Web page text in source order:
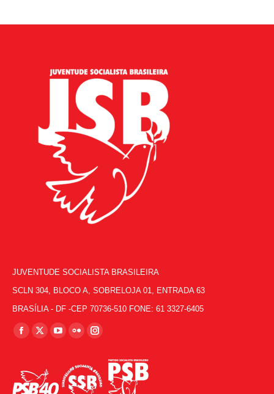
JUVENTUDE SOCIALISTA BRASILEIRA
SCLN 304, BLOCO A, SOBRELOJA 01, ENTRADA 63
BRASÍLIA - DF -CEP 70736-510 FONE: 61 3327-6405
Encontre-nos em:
Facebook
opens
in
X
opens
in
YouTube
opens
in
Flickr
opens
in
Instagram
opens
in